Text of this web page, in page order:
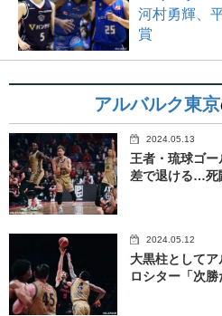
河村勇輝、
賞
アルバルク東京
2024.05.13
王者・琉球ゴ
差で退ける…死
2024.05.12
大黒柱として
ロシター「次勝